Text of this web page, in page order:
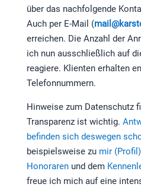
über das nachfolgende
Auch per E-Mail (
erreichen. Die Anzahl der
ich nun ausschließlich auf
reagiere. Klienten erhalten
Telefonnummern.
Hinweise zum Datenschutz
Transparenz ist wichtig.
befinden sich deswegen
beispielsweise zu mir
Honorarenund dem
freue ich mich auf eine